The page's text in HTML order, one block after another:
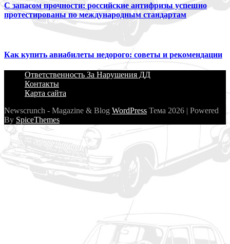
С запасом прочности: российские антифризы успешно
протестированы по международным стандартам
Как купить авиабилеты недорого: советы и рекомендации
Ответственность За Нарушения ДД
Контакты
Карта сайта
Newscrunch - Magazine & Blog WordPress Тема 2026 | Powered
By SpiceThemes